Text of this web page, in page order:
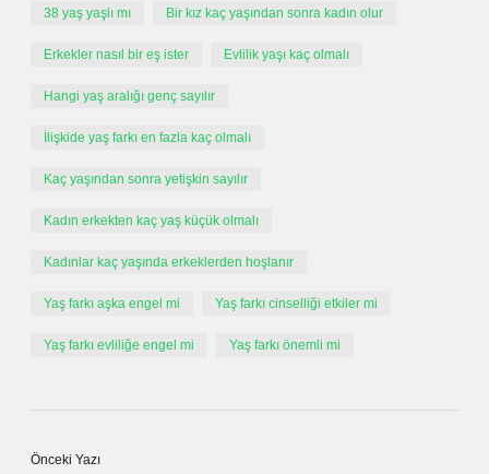
38 yaş yaşlı mı Bir kız kaç yaşından sonra kadın olur
Erkekler nasıl bir eş ister Evlilik yaşı kaç olmalı
Hangi yaş aralığı genç sayılır
İlişkide yaş farkı en fazla kaç olmalı
Kaç yaşından sonra yetişkin sayılır
Kadın erkekten kaç yaş küçük olmalı
Kadınlar kaç yaşında erkeklerden hoşlanır
Yaş farkı aşka engel mi Yaş farkı cinselliği etkiler mi
Yaş farkı evliliğe engel mi Yaş farkı önemli mi
Önceki Yazı